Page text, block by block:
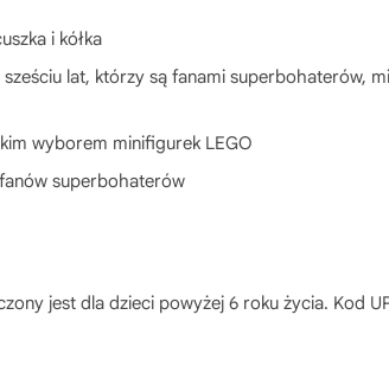
i kółka
lat, którzy są fanami superbohaterów,
wyborem minifigurek LEGO
superbohaterów
jest dla dzieci powyżej 6 roku życia. Kod